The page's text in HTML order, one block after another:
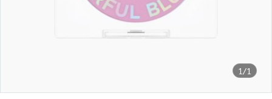
1/1